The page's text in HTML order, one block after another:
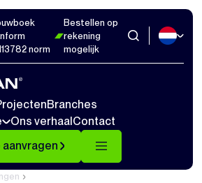
norm
Bestellen op
rekening
mogelijk
Branches
Ons verhaalContact
Afmetingen1 Video's
Sluiten